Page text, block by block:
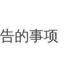
的事项